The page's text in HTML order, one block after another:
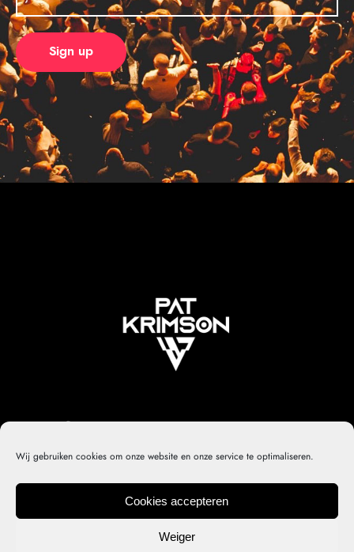
Wij gebruiken cookies om onze website en onze service te optimaliseren.
Cookies accepteren
Weiger
Privacy policy Contact Cookiebeleid (EU)
© 2022 PK – Developed by